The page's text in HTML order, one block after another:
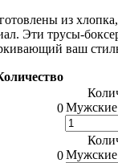
из
Эти трусы-
ваш
0 Мужские
0 Мужские